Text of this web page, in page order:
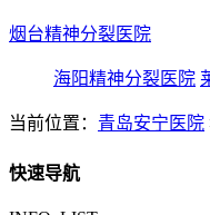
烟台精神分裂医院
海阳精神分裂医院
当前位置： 青岛安宁医院
快速导航